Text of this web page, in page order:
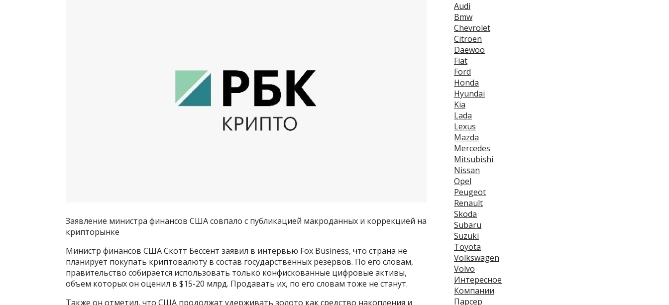
Заявление министра финансов США совпало с публикацией макроданных и коррекцией на
крипторынке
Министр финансов США Скотт Бессент заявил в интервью Fox Business, что страна не
планирует покупать криптовалюту в состав государственных резервов. По его словам,
правительство собирается использовать только конфискованные цифровые активы,
объем которых он оценил в $15-20 млрд. Продавать их, по его словам тоже не станут.
Также он отметил, что США продолжат удерживать золото как средство накопления и
Audi
Bmw
Chevrolet
Citroen
Daewoo
Fiat
Ford
Honda
Hyundai
Kia
Lada
Lexus
Mazda
Mercedes
Mitsubishi
Nissan
Opel
Peugeot
Renault
Skoda
Subaru
Suzuki
Toyota
Volkswagen
Volvo
Интересное
Компании
Парсер